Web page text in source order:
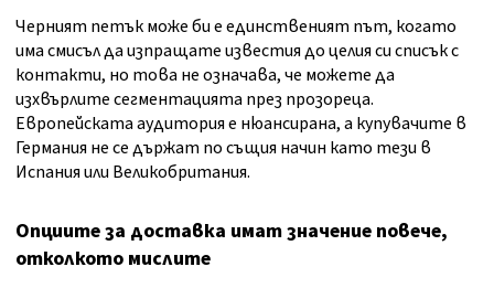
Черният петък може би е единственият път, когато
има смисъл да изпращате известия до целия си списък с
контакти, но това не означава, че можете да
изхвърлите сегментацията през прозореца.
Европейската аудитория е нюансирана, а купувачите в
Германия не се държат по същия начин като тези в
Испания или Великобритания.
Опциите за доставка имат значение повече,
отколкото мислите